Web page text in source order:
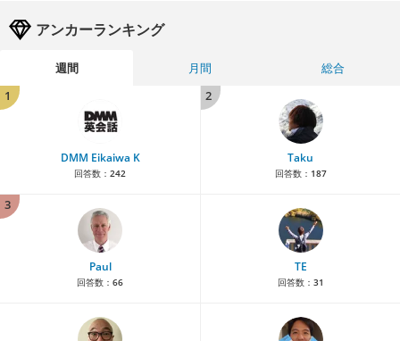
アンカーランキング
週間 月間
総合
1
DMM Eikaiwa K
回答数： 242
2
Taku
回答数： 187
3
Paul
回答数： 66
TE
回答数： 31